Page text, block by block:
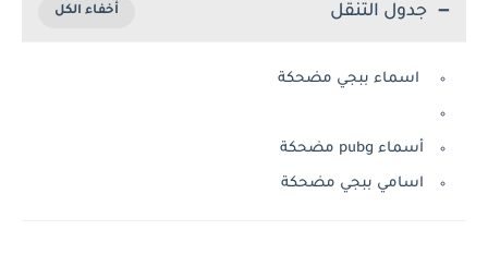
جدول التنقل
اسماء ببجي مضحكة
أسماء pubg مضحكة
اسامي ببجي مضحكة